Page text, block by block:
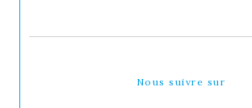
Nous suivre sur